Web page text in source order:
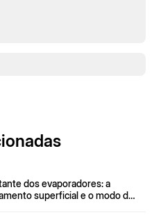
de águas residuais com
de indústrias químicas